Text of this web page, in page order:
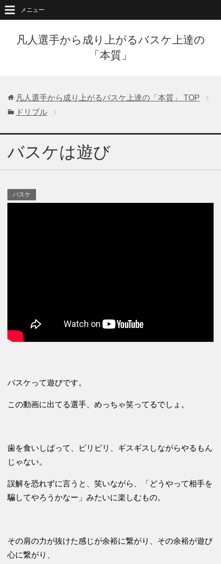
凡人選手から成り上がるバスケ上達の
「本質」
メニュー
凡人選手から成り上がるバスケ上達の「本質」
TOP
ドリブル
バスケは遊び
バスケ
バスケって遊びです。
この動画に出てる選手、めっちゃ笑ってるでしょ。
歯を食いしばって、ピリピリ、ギスギスしながらやるもん
じゃない。
誤解を恐れずに言うと、笑いながら、「どうやって相手を
騙してやろうかなー」みたいに楽しむもの。
その肩の力が抜けた感じが余裕に繋がり、その余裕が遊び
心に繋がり、